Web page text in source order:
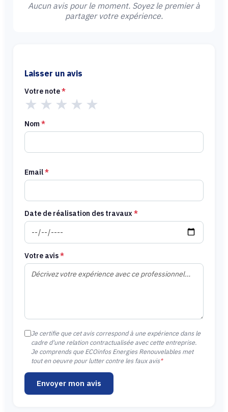
Aucun avis pour le moment. Soyez le premier à
partager votre expérience.
Laisser un avis
Votre note*
★ ★ ★ ★ ★
Nom*
Email*
Date de réalisation des travaux *
Votre avis*
Je certifie que cet avis correspond à une expérience dans le
cadre d'une relation contractualisée avec cette entreprise.
Je comprends que ECOinfos Energies Renouvelables met
tout en oeuvre pour lutter contre les faux avis*
Envoyer mon avis